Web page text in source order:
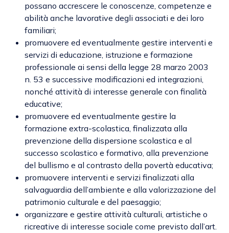
possano accrescere le conoscenze, competenze e
abilità anche lavorative degli associati e dei loro
familiari;
promuovere ed eventualmente gestire interventi e
servizi di educazione, istruzione e formazione
professionale ai sensi della legge 28 marzo 2003
n. 53 e successive modificazioni ed integrazioni,
nonché attività di interesse generale con finalità
educative;
promuovere ed eventualmente gestire la
formazione extra-scolastica, finalizzata alla
prevenzione della dispersione scolastica e al
successo scolastico e formativo, alla prevenzione
del bullismo e al contrasto della povertà educativa;
promuovere interventi e servizi finalizzati alla
salvaguardia dell’ambiente e alla valorizzazione del
patrimonio culturale e del paesaggio;
organizzare e gestire attività culturali, artistiche o
ricreative di interesse sociale come previsto dall’art.